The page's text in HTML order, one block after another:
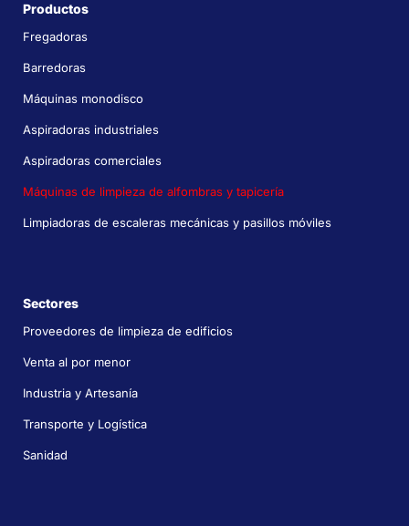
Productos
Fregadoras
Barredoras
Máquinas monodisco
Aspiradoras industriales
Aspiradoras comerciales
Máquinas de limpieza de alfombras y tapicería
Limpiadoras de escaleras mecánicas y pasillos móviles
Sectores
Proveedores de limpieza de edificios
Venta al por menor
Industria y Artesanía
Transporte y Logística
Sanidad